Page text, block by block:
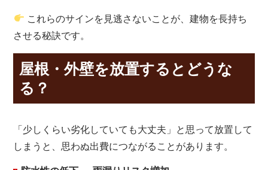
これらのサインを見逃さないことが、建物を長持ち
させる秘訣です。
屋根・外壁を放置するとどうな
る？
「少しくらい劣化していても大丈夫」と思って放置して
しまうと、思わぬ出費につながることがあります。